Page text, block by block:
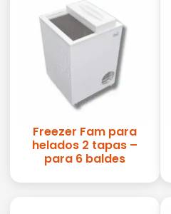
Freezer Fam para
helados 2 tapas –
para 6 baldes